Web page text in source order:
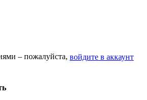
– пожалуйста, войдите в аккаунт